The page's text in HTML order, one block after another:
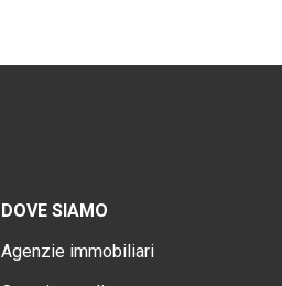
DOVE SIAMO
Agenzie immobiliari